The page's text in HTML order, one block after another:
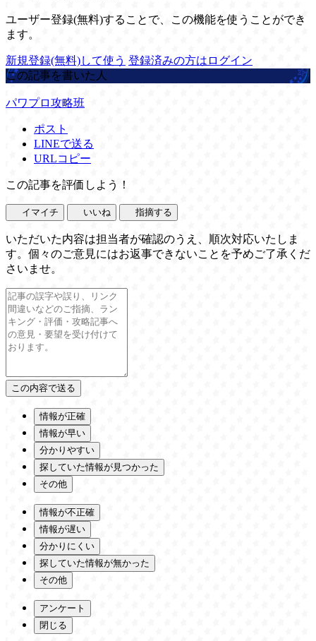
ユーザー登録(無料)することで、この機能を使うことができ
ます。
新規登録(無料)して使う 登録済みの方はログイン
この記事を書いた人
パワプロ攻略班
ポスト
LINEで送る
URLコピー
この記事を評価しよう！
イマイチ いいね 指摘する
いただいた内容は担当者が確認のうえ、順次対応いたしま
す。個々のご意見にはお返事できないことを予めご了承くだ
さいませ。
情報が正確
情報が早い
分かりやすい
探していた情報が見つかった
その他
情報が不正確
情報が遅い
分かりにくい
探していた情報が無かった
その他
アンケート
閉じる